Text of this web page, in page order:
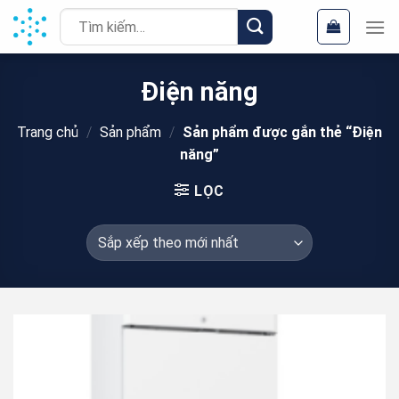
Chuyển
đến
nội
Tìm
kiếm:
Điện năng
Trang chủ / Sản phẩm / Sản phẩm được gắn thẻ “Điện
năng”
LỌC